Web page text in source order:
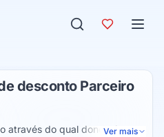
desconto Parceiro
através do qual donos de
Ver mais